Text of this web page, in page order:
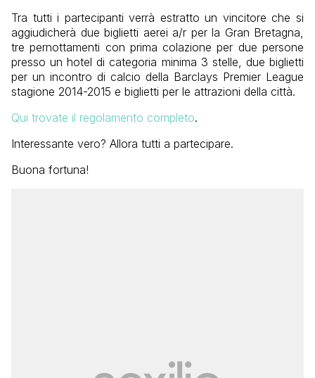
Tra tutti i partecipanti verrà estratto un vincitore che si
aggiudicherà due biglietti aerei a/r per la Gran Bretagna,
tre pernottamenti con prima colazione per due persone
presso un hotel di categoria minima 3 stelle, due biglietti
per un incontro di calcio della Barclays Premier League
stagione 2014-2015 e biglietti per le attrazioni della città.
Qui trovate il regolamento completo.
Interessante vero? Allora tutti a partecipare.
Buona fortuna!